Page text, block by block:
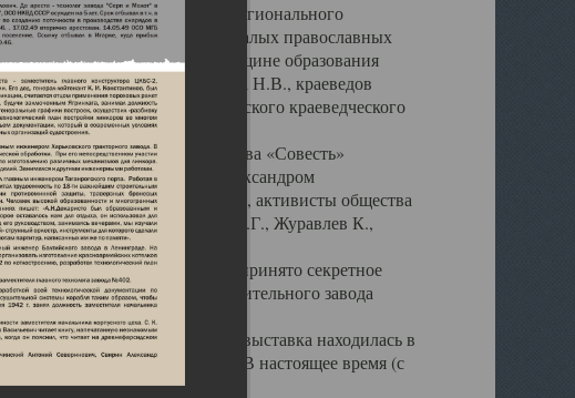
отделением регионального
«Совесть» при поддержке малых православных
ИТЛ, создана к 75-й годовщине образования
Мельник Т. Ф. и Упадышева Н.В., краеведов
М.В., Северодвинского краеведческого
Северодвинского общества «Совесть»
выполнен Копеиным Александром
пострадавшие от репрессий, активисты общества
Карташева Р.Н., Иванова М.Г., Журавлев К.,
в этот день в 1938 году было принято секретное
Архангельского судостроительного завода
Гоголя. С октября 2913 года выставка находилась в
– в Ягринской гимназии. В настоящее время (с